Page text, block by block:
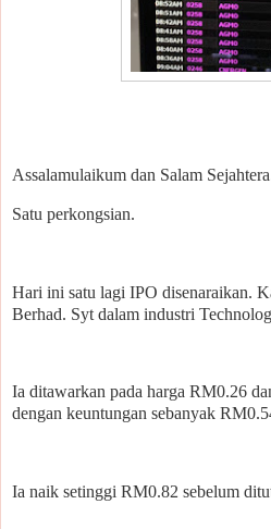
Assalamulaikum dan Salam
Satu perkongsian.
Hari ini satu lagi IPO disenaraikan.
Berhad. Syt dalam industri
Ia ditawarkan pada harga RM0.26
dengan keuntungan sebanyak
Ia naik setinggi RM0.82 sebelum